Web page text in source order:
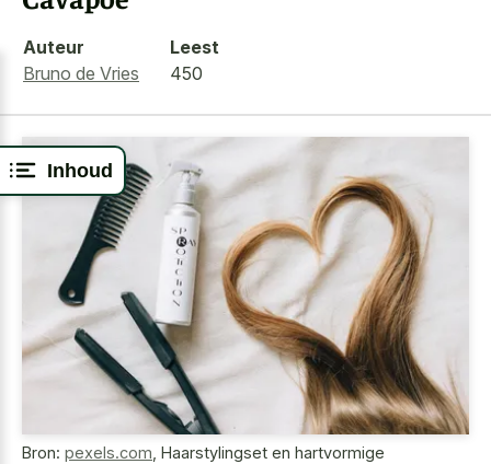
Inhoud
Auteur
Bruno de Vries
Leest
450
Bron: pexels.com Haarstylingset en hartvormige